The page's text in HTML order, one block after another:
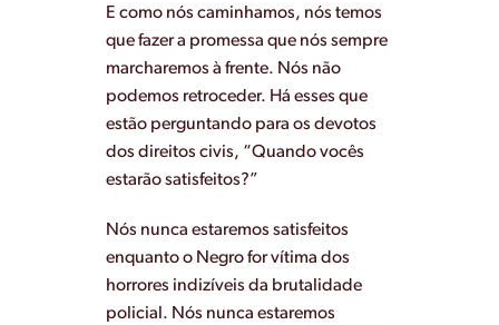
E como nós caminhamos, nós temos
que fazer a promessa que nós sempre
marcharemos à frente. Nós não
podemos retroceder. Há esses que
estão perguntando para os devotos
dos direitos civis, “Quando vocês
estarão satisfeitos?”
Nós nunca estaremos satisfeitos
enquanto o Negro for vítima dos
horrores indizíveis da brutalidade
policial. Nós nunca estaremos